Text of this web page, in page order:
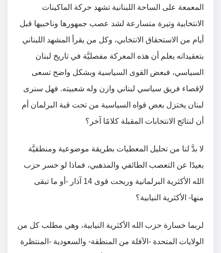
المعمعة على الساحة اللبنانية تشهد حركة الماكينات
الانتخابية وتيرة متسارعة لشد عصب جمهورها وناخبيها قبل
أيام من الاستحقاق الانتخابي، وكل من يقرأ المشهد اللبناني
بتعقيداته يعلم أن هذه المعركة مفصليَّة في تاريخ لبنان
السياسي، فبعض القوى السياسية وبشكل واضح تسعى
لإقصاء فريق سياسي لبناني وازن وله شعبيته. فهل سنرى
لبنان يختزل بعض قواه السياسية من تحت قبة البرلمان أم
أن لنتائج الانتخابات المقبلة كلامًا آخر؟
لا بدَّ لنا من تحليل المعطيات بطريقة موضوعية ومنطقيَّة
بعيدًا عن التعصب الطائفي والمذهبي، فماذا لو خسر حزب
الله الأكثرية البرلمانية وربحت قوى 14 آذار -أو ما تبقى
منها- الأكثرية النيابية؟
لربما خسارة حزب الله الأكثرية النيابية، وهي مطلب كل من
الولايات المتحدة -الآفلة من المنطقة- والسعودية -المنتظرة